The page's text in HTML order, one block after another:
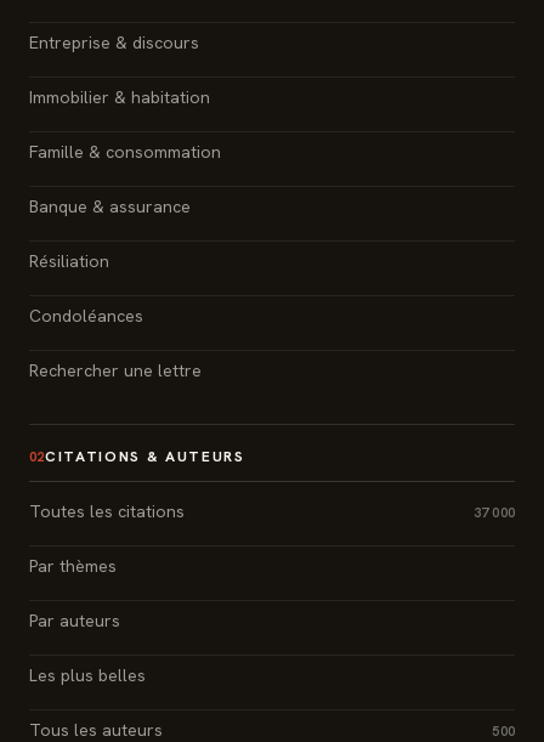
Entreprise & discours
Immobilier & habitation
Famille & consommation
Banque & assurance
Résiliation
Condoléances
Rechercher une lettre
02CITATIONS & AUTEURS
Toutes les citations 37 000
Par thèmes
Par auteurs
Les plus belles
Tous les auteurs 500